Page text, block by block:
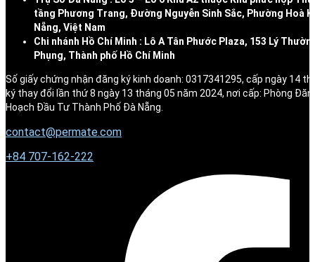
tầng Phương Trang, Đường Nguyễn Sinh Sắc, Phường Hoà
Nẵng, Việt Nam
Chi nhánh Hồ Chí Minh : Lô A Tân Phước Plaza, 153 Lý
Phụng, Thành phố Hồ Chí Minh
Số giấy chứng nhận đăng ký kinh doanh: 0317341295, cấp ngày 14
ký thay đổi lần thứ 8 ngày 13 tháng 05 năm 2024, nơi cấp: Phòng
Hoạch Đầu Tư Thành Phố Đà Nẵng.
contact@permate.com
+84 707-162-222